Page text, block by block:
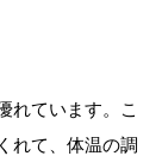
れています。こ
れて、体温の調